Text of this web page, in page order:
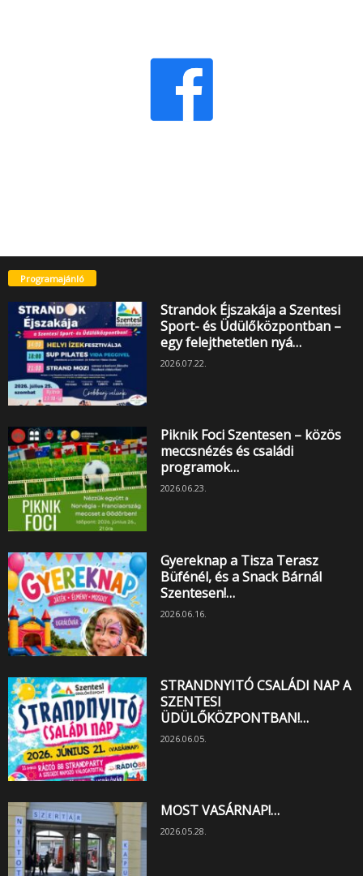
Programajánló
Strandok Éjszakája a Szentesi
Sport- és Üdülőközpontban –
egy felejthetetlen nyá…
2026.07.22.
Piknik Foci Szentesen – közös
meccsnézés és családi
programok…
2026.06.23.
Gyereknap a Tisza Terasz
Büfénél, és a Snack Bárnál
Szentesen!…
2026.06.16.
STRANDNYITÓ CSALÁDI NAP A
SZENTESI
ÜDÜLŐKÖZPONTBAN!…
2026.06.05.
MOST VASÁRNAP!…
2026.05.28.